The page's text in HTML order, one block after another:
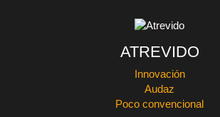
ATREVIDO
Innovación
Audaz
Poco convencional